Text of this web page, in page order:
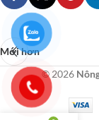
Mới hơn
© 2026